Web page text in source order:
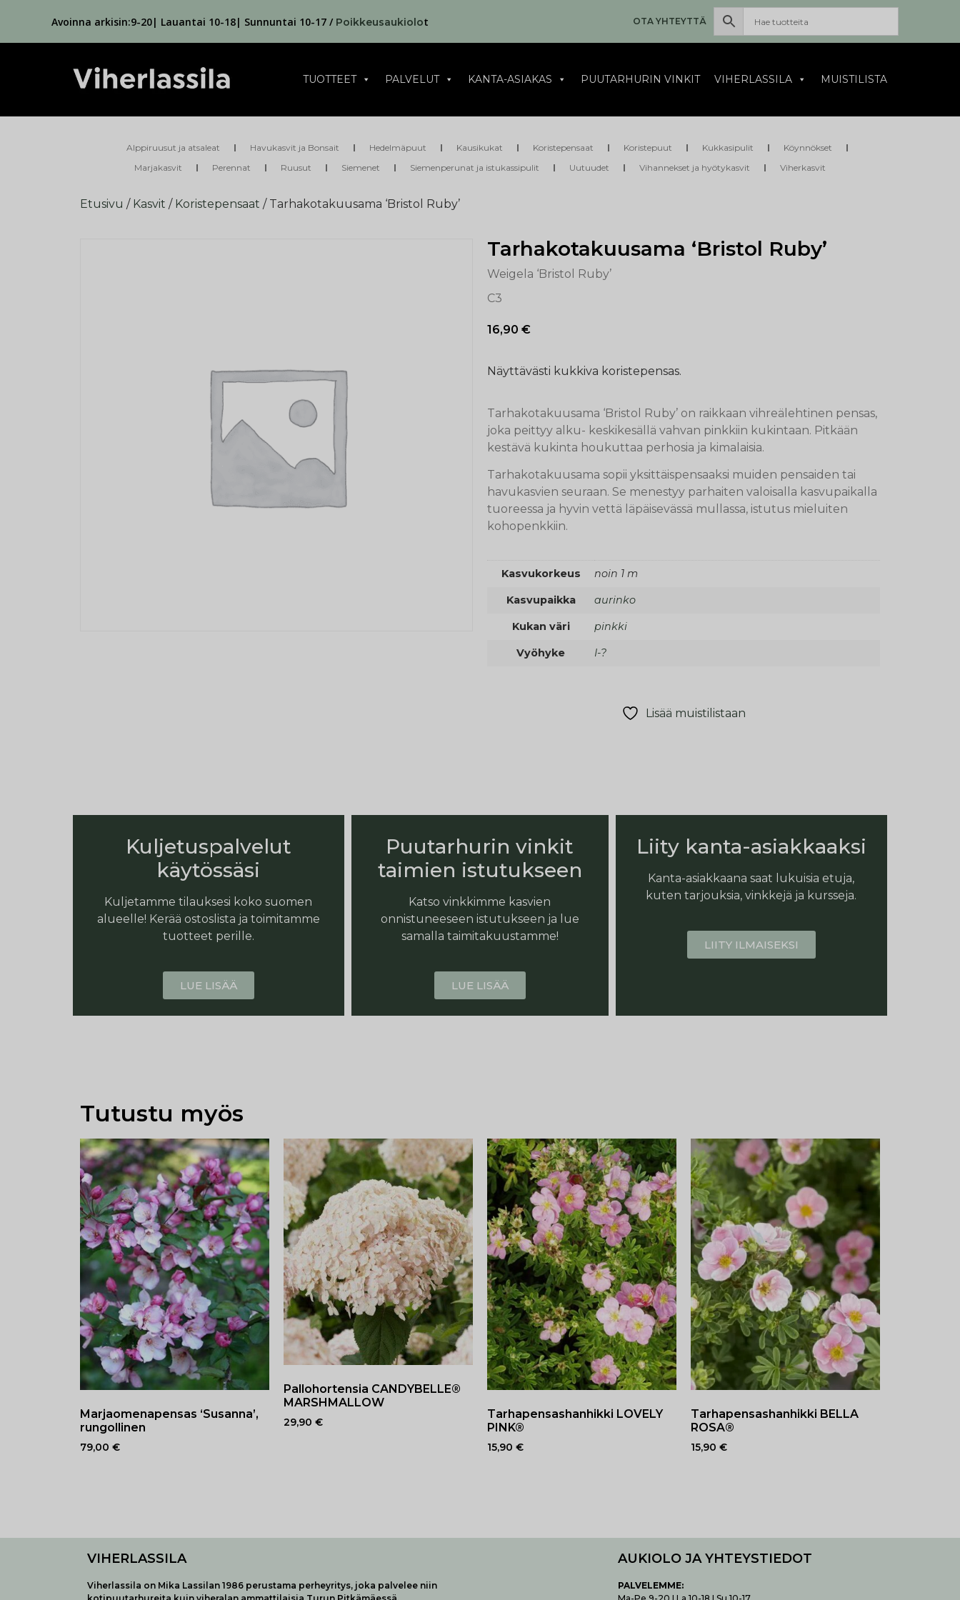
Avoinna arkisin:9-20| Lauantai 10-18| Sunnuntai 10-17 / Poikkeusaukiolot OTA YHTEYTTÄ
TUOTTEET PALVELUT KANTA-ASIAKAS PUUTARHURIN VINKIT VIHERLASSILA MUISTILISTA
Alppiruusut ja atsaleat Havukasvit ja Bonsait Hedelmäpuut Kausikukat Koristepensaat Koristepuut Kukkasipulit
Köynnökset
Marjakasvit
Perennat Ruusut Siemenet Siemenperunat ja istukassipulit Uutuudet Vihannekset ja hyötykasvit Viherkasvit
Etusivu / Kasvit / Koristepensaat / Tarhakotakuusama ‘Bristol Ruby’
Tarhakotakuusama ‘Bristol Ruby’
Weigela ‘Bristol Ruby’
C3
16,90 €
Näyttävästi kukkiva koristepensas.
Tarhakotakuusama ‘Bristol Ruby’ on raikkaan vihreälehtinen pensas,
joka peittyy alku- keskikesällä vahvan pinkkiin kukintaan. Pitkään
kestävä kukinta houkuttaa perhosia ja kimalaisia.
Tarhakotakuusama sopii yksittäispensaaksi muiden pensaiden tai
havukasvien seuraan. Se menestyy parhaiten valoisalla kasvupaikalla
tuoreessa ja hyvin vettä läpäisevässä mullassa, istutus mieluiten
kohopenkkiin.
Kasvukorkeus noin 1 m
Kasvupaikka aurinko
Kukan väri pinkki
Vyöhyke I-?
Lisää muistilistaan
Kuljetuspalvelut
käytössäsi
Kuljetamme tilauksesi koko suomen
alueelle! Kerää ostoslista ja toimitamme
tuotteet perille.
LUE LISÄÄ
Puutarhurin vinkit
taimien istutukseen
Katso vinkkimme kasvien
onnistuneeseen istutukseen ja lue
samalla taimitakuustamme!
LUE LISÄÄ
Liity kanta-asiakkaaksi
Kanta-asiakkaana saat lukuisia etuja,
kuten tarjouksia, vinkkejä ja kursseja.
LIITY ILMAISEKSI
Tutustu myös
Marjaomenapensas ‘Susanna’,
rungollinen
79,00 €
Pallohortensia CANDYBELLE®
MARSHMALLOW
29,90 €
Tarhapensashanhikki LOVELY
PINK®
15,90 €
Tarhapensashanhikki BELLA
ROSA®
15,90 €
VIHERLASSILA
Viherlassila on Mika Lassilan 1986 perustama perheyritys, joka palvelee niin
AUKIOLO JA YHTEYSTIEDOT
PALVELEMME: